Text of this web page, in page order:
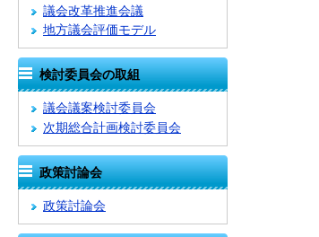
議会改革推進会議
地方議会評価モデル
検討委員会の取組
議会議案検討委員会
次期総合計画検討委員会
政策討論会
政策討論会